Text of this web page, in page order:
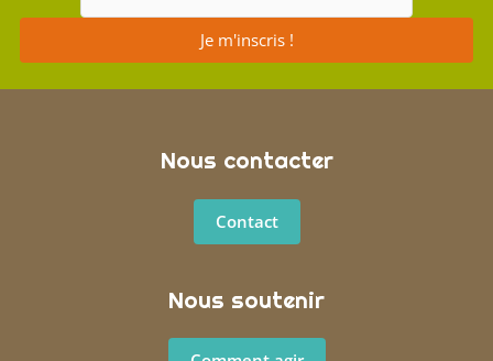
Je m'inscris !
Nous contacter
Contact
Nous soutenir